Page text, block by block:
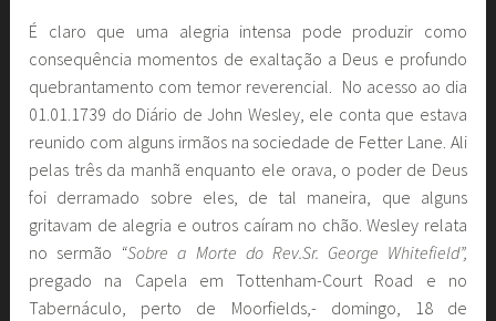
É claro que uma alegria intensa pode produzir como
consequência momentos de exaltação a Deus e profundo
quebrantamento com temor reverencial. No acesso ao dia
01.01.1739 do Diário de John Wesley, ele conta que estava
reunido com alguns irmãos na sociedade de Fetter Lane. Ali
pelas três da manhã enquanto ele orava, o poder de Deus
foi derramado sobre eles, de tal maneira, que alguns
gritavam de alegria e outros caíram no chão. Wesley relata
no sermão “Sobre a Morte do Rev.Sr. George Whitefield”,
pregado na Capela em Tottenham-Court Road e no
Tabernáculo, perto de Moorfields,- domingo, 18 de